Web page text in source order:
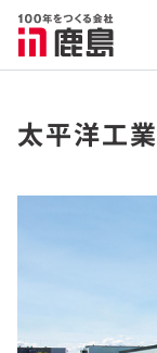
太平洋工